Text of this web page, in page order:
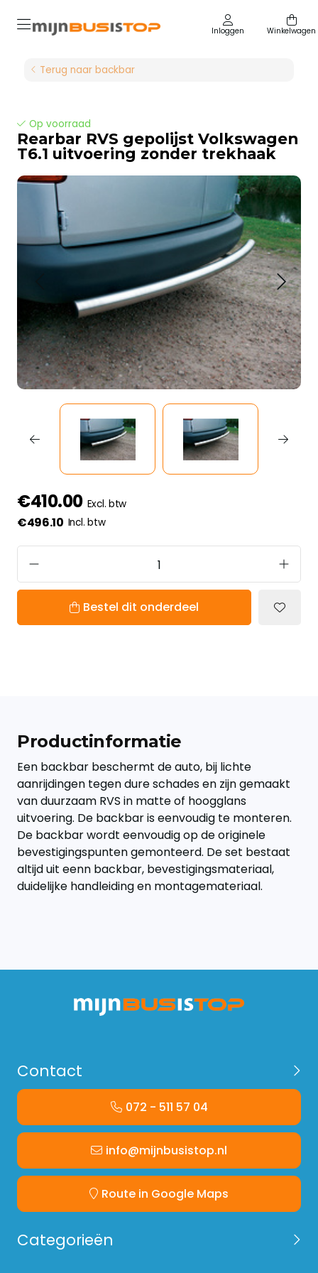
Inloggen Winkelwagen
Terug naar backbar
Op voorraad
Rearbar RVS gepolijst Volkswagen
T6.1 uitvoering zonder trekhaak
€410.00 Excl. btw
€496.10 Incl. btw
Bestel dit onderdeel
Productinformatie
Een backbar beschermt de auto, bij lichte
aanrijdingen tegen dure schades en zijn gemaakt
van duurzaam RVS in matte of hoogglans
uitvoering. De backbar is eenvoudig te monteren.
De backbar wordt eenvoudig op de originele
bevestigingspunten gemonteerd. De set bestaat
altijd uit eenn backbar, bevestigingsmateriaal,
duidelijke handleiding en montagemateriaal.
Contact
072 - 511 57 04
info@mijnbusistop.nl
Route in Google Maps
Categorieën